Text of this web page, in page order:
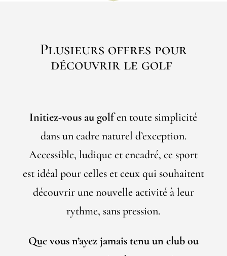
Plusieurs offres pour
découvrir le golf
Initiez-vous au golfen toute simplicité
dans un cadre naturel d’exception.
Accessible, ludique et encadré, ce sport
est idéal pour celles et ceux qui souhaitent
découvrir une nouvelle activité à leur
rythme, sans pression.
Que vous n’ayez jamais tenu un club ou